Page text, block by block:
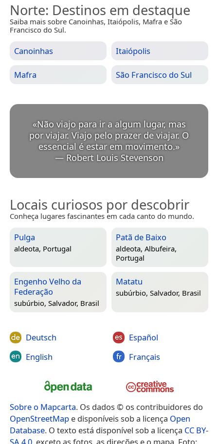
Norte: Destinos em destaque
Saiba mais sobre Canoinhas, Itaiópolis, Mafra e São
Francisco do Sul.
Canoinhas Itaiópolis
Mafra São Francisco do Sul
«Não viajo para ir a algum lugar, mas
por viajar. Viajo pelo prazer de viajar. O
essencial é estar em movimento.
— Robert Louis Stevenson
Locais curiosos por descobrir
Conheça lugares fascinantes em cada canto do mundo.
Pulga
aldeota, Portugal
Patã de Baixo
aldeota, Albufeira,
Portugal
Engenho Velho da
Federação
subúrbio, Salvador, Brasil
Matatu
subúrbio, Salvador, Brasil
Deutsch
English
Español
Français
Sobre o Mapcarta. Os dados © os contribuidores do
OpenStreetMap e disponíveis sob a licença Open
Database. O texto está disponível sob a licença CC BY-